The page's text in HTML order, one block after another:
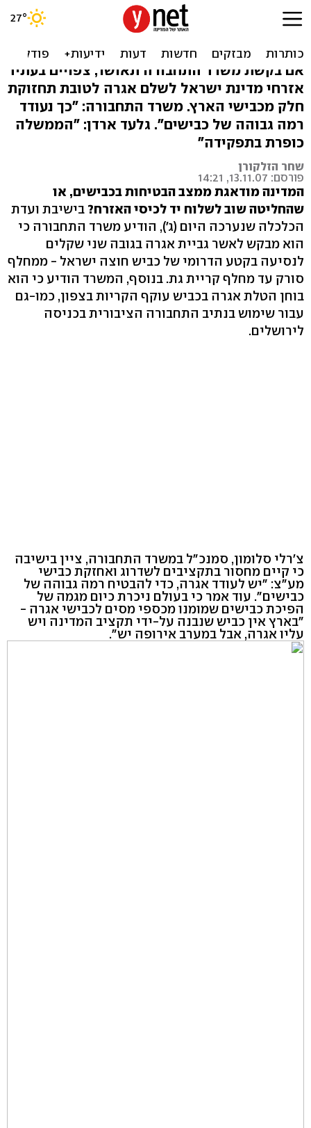
רוצים כביש בטוח? שלמו
אם בקשת משרד התחבורה תאושר, צפויים בעתיד
אזרחי מדינת ישראל לשלם אגרה לטובת תחזוקת
חלק מכבישי הארץ. משרד התחבורה: "כך נעודד
רמה גבוהה של כבישים". גלעד ארדן: "הממשלה
כופרת בתפקידה"
שחר הזלקורן
פורסם: 13.11.07, 14:21
המדינה מודאגת ממצב הבטיחות בכבישים, או
שהחליטה שוב לשלוח יד לכיסי האזרח? בישיבת ועדת
הכלכלה שנערכה היום (ג'), הודיע משרד התחבורה כי
הוא מבקש לאשר גביית אגרה בגובה שני שקלים
לנסיעה בקטע הדרומי של כביש חוצה ישראל - ממחלף
סורק עד מחלף קריית גת. בנוסף, המשרד הודיע כי הוא
בוחן הטלת אגרה בכביש עוקף הקריות בצפון, כמו-גם
עבור שימוש בנתיב התחבורה הציבורית בכניסה
לירושלים.
צ'רלי סלומון, סמנכ"ל במשרד התחבורה, ציין בישיבה
כי קיים מחסור בתקציבים לשדרוג ואחזקת כבישי
מע"צ: "יש לעודד אגרה, כדי להבטיח רמה גבוהה של
כבישים". עוד אמר כי בעולם ניכרת כיום מגמה של
הפיכת כבישים שמומנו מכספי מסים לכבישי אגרה -
"בארץ אין כביש שנבנה על-ידי תקציב המדינה ויש
עליו אגרה, אבל במערב אירופה יש".